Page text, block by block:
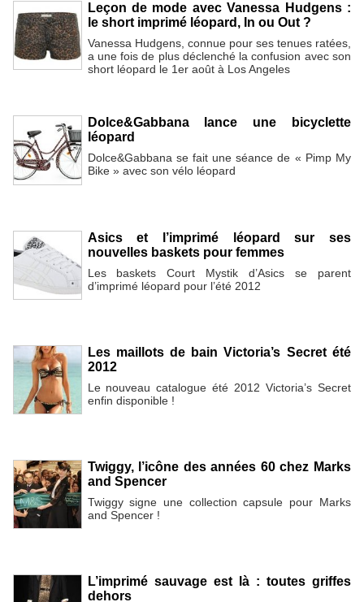
Leçon de mode avec Vanessa Hudgens :
le short imprimé léopard, In ou Out ?
Vanessa Hudgens, connue pour ses tenues ratées,
a une fois de plus déclenché la confusion avec son
short léopard le 1er août à Los Angeles
Dolce&Gabbana lance une bicyclette
léopard
Dolce&Gabbana se fait une séance de « Pimp My
Bike » avec son vélo léopard
Asics et l’imprimé léopard sur ses
nouvelles baskets pour femmes
Les baskets Court Mystik d’Asics se parent
d’imprimé léopard pour l’été 2012
Les maillots de bain Victoria’s Secret été
2012
Le nouveau catalogue été 2012 Victoria’s Secret
enfin disponible !
Twiggy, l’icône des années 60 chez Marks
and Spencer
Twiggy signe une collection capsule pour Marks
and Spencer !
L’imprimé sauvage est là : toutes griffes
dehors